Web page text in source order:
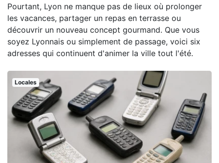
Pourtant, Lyon ne manque pas de lieux où prolonger
les vacances, partager un repas en terrasse ou
découvrir un nouveau concept gourmand. Que vous
soyez Lyonnais ou simplement de passage, voici six
adresses qui continuent d'animer la ville tout l'été.
Locales